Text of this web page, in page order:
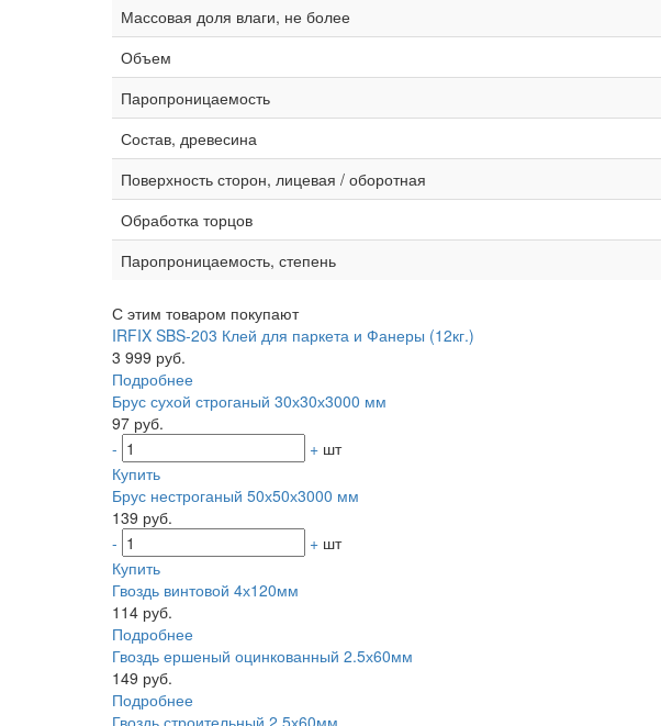
Массовая доля влаги, не более
Объем
Паропроницаемость
Состав, древесина
Поверхность сторон, лицевая / оборотная
Обработка торцов
Паропроницаемость, степень
С этим товаром покупают
IRFIX SBS-203 Клей для паркета и Фанеры (12кг.)
3 999 руб.
Подробнее
Брус сухой строганый 30х30х3000 мм
97 руб.
-
+ шт
Купить
Брус нестроганый 50х50х3000 мм
139 руб.
-
+ шт
Купить
Гвоздь винтовой 4х120мм
114 руб.
Подробнее
Гвоздь ершеный оцинкованный 2.5х60мм
149 руб.
Подробнее
Гвоздь строительный 2.5х60мм